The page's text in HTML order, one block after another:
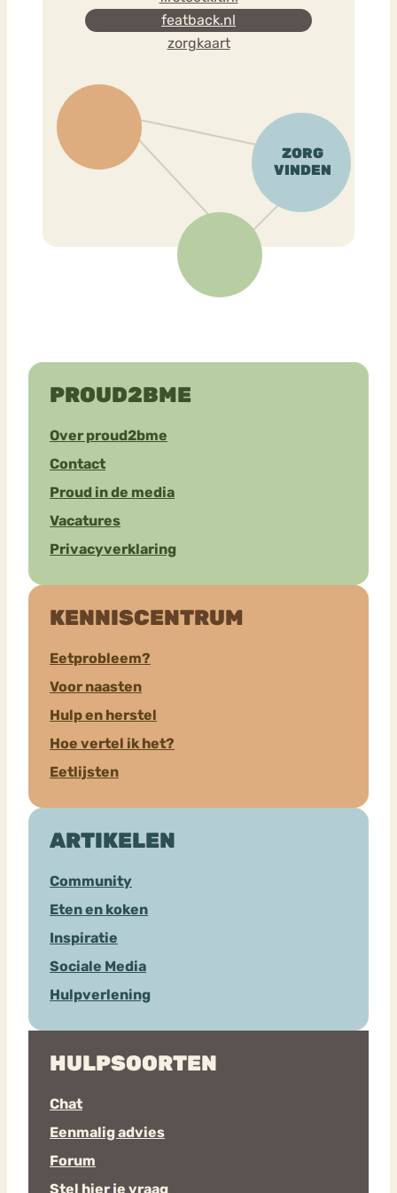
featback.nl
zorgkaart
PROUD2BME
Over proud2bme
Contact
Proud in de media
Vacatures
Privacyverklaring
KENNISCENTRUM
Eetprobleem?
Voor naasten
Hulp en herstel
Hoe vertel ik het?
Eetlijsten
ARTIKELEN
Community
Eten en koken
Inspiratie
Sociale Media
Hulpverlening
HULPSOORTEN
Chat
Eenmalig advies
Forum
Stel hier je vraag